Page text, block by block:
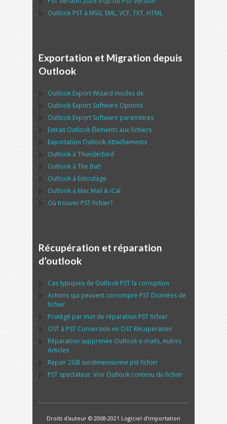
Outlook PST à MSG, EML, VCF, TXT, HTML
Exportation et Migration depuis
Outlook
Outlook Export Wizard modes de
Outlook Export Software Options
Outlook Export Software paramètres
Extrait Outlook Éléments aux fichiers
Exportation OutlookAttachements
Outlook à Thunderbird
Outlook à The Bat!
Outlook à Entoutage
Outlook à Mac Mail & iCal
Où trouver PSTfichier?
Récupération et réparation
d’outlook
Cas typiques de Outlook PST la corruption
Actions qui peuvent corrompre PST Données de
fichier
Protégé par mot de réparation PSTfichier
OST à PST Conversion en OST Récupération
Réparation supprimée Outlook e-mails, Autres
Articles
Repair2GB surdimensionné pstfichier
PST spectateur. Voir Outlook contenu du fichier
Droits d'auteur © 2008-2021 Logiciel d’importation